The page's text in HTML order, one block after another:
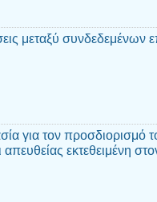
μεταξύ συνδεδεμένων
για τον προσδιορισμό
απευθείας εκτεθειμένη